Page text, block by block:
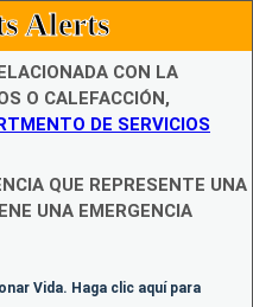
Alerts
CON LA
O CALEFACCIÓN,
DE SERVICIOS
QUE REPRESENTE UNA
UNA EMERGENCIA
Vida. Haga clic aquí para